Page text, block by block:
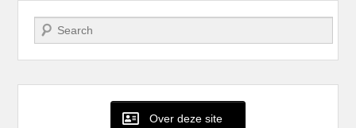
Zoeken
Over deze site